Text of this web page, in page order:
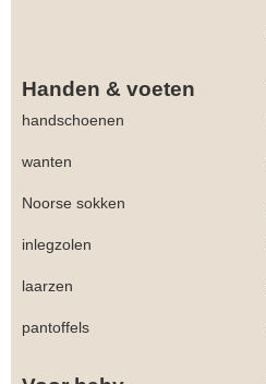
Handen & voeten
handschoenen
wanten
Noorse sokken
inlegzolen
laarzen
pantoffels